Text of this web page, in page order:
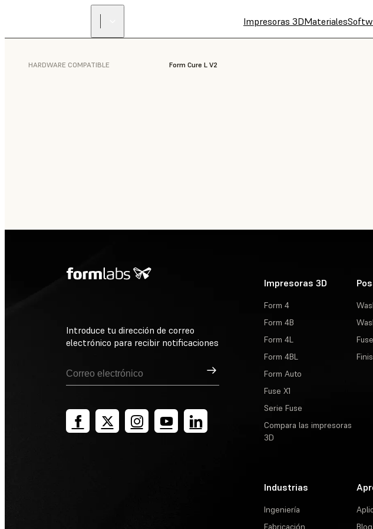
Impresoras 3DMateriales
HARDWARE COMPATIBLE Form Cure L V2
Introduce tu dirección de correo
electrónico para recibir notificaciones
Suscribirse
Impresoras 3D
Form 4
Form 4B
Form 4L
Form 4BL
Form Auto
Fuse X1
Serie Fuse
Compara las impresoras
3D
Industrias
Ingeniería
Fabricación
Blog